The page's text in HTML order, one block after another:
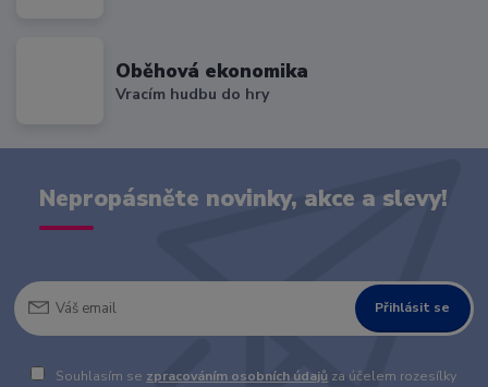
Oběhová ekonomika
Vracím hudbu do hry
Nepropásněte novinky, akce a slevy!
Přihlásit se
Souhlasím se zpracováním osobních údajů za účelem rozesílky